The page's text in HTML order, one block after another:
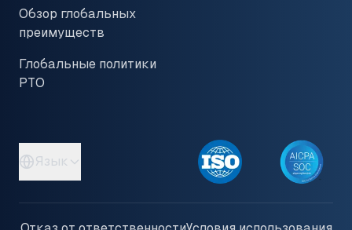
Обзор глобальных
преимуществ
Глобальные политики
PTO
Язык